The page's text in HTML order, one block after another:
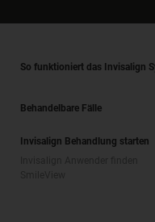
So funktioniert das Invisalign
Behandelbare Fälle
Invisalign Behandlung starten